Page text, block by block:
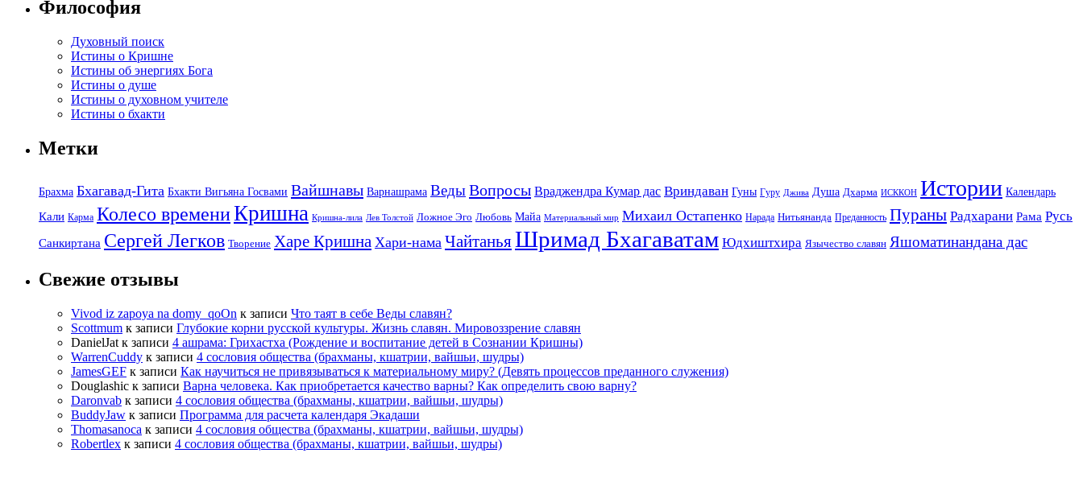
Философия
Духовный поиск
Истины о Кришне
Истины об энергиях Бога
Истины о душе
Истины о духовном учителе
Истины о бхакти
Метки
Брахма Бхагавад-Гита Бхакти Вигьяна Госвами Вайшнавы Варнашрама ВедыВопросы Враджендра Кумар дас Вриндаван Гуны Гуру Джива Душа Дхарма ИСККОН Истории Календарь
Кали Карма Колесо времениКришна Кришна-лила Лев Толстой Ложное Эго Любовь Майа Материальный мир Михаил Остапенко Нарада Нитьянанда Преданность Пураны Радхарани Рама Русь
Санкиртана Сергей Легков Творение Харе Кришна Хари-нама ЧайтаньяШримад Бхагаватам Юдхиштхира Язычество славян Яшоматинандана дас
Свежие отзывы
Vivod iz zapoya na domy_qoOn к записи Что таят в себе Веды славян?
Scottmum к записи Глубокие корни русской культуры. Жизнь славян. Мировоззрение славян
DanielJat к записи 4 ашрама: Грихастха (Рождение и воспитание детей в Сознании Кришны)
WarrenCuddy к записи 4 сословия общества (брахманы, кшатрии, вайшьи, шудры)
JamesGEF к записи Как научиться не привязываться к материальному миру? (Девять процессов преданного служения)
Douglashic к записи Варна человека. Как приобретается качество варны? Как определить свою варну?
Daronvab к записи 4 сословия общества (брахманы, кшатрии, вайшьи, шудры)
BuddyJaw к записи Программа для расчета календаря Экадаши
Thomasanoca к записи 4 сословия общества (брахманы, кшатрии, вайшьи, шудры)
Robertlex к записи 4 сословия общества (брахманы, кшатрии, вайшьи, шудры)